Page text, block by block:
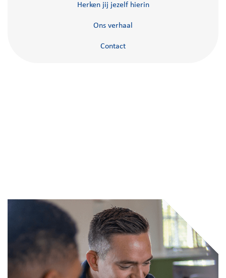
Herken jij jezelf hierin
Ons verhaal
Contact